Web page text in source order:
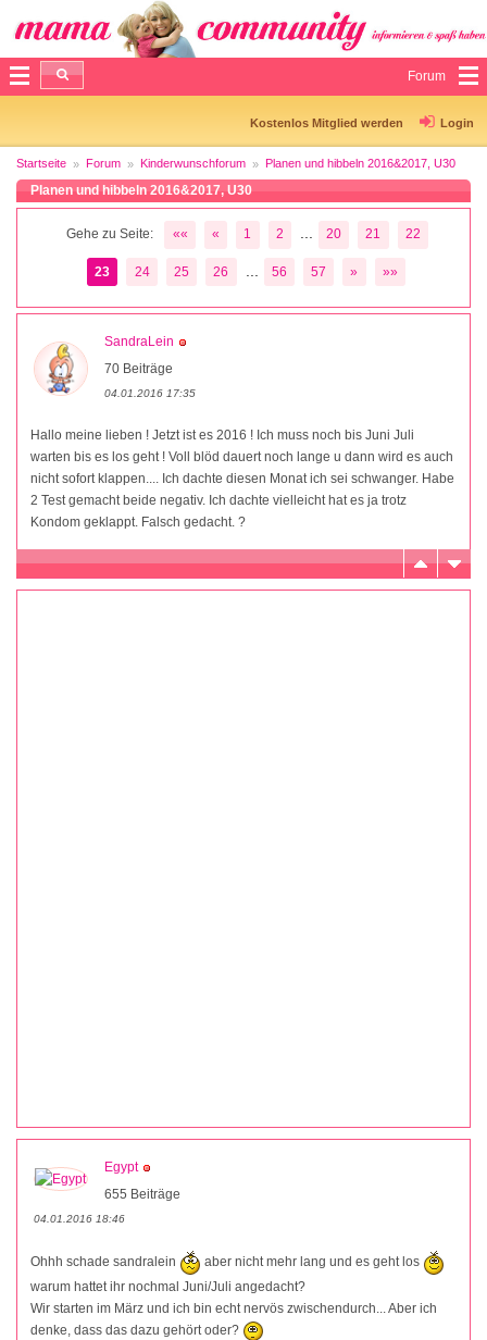
Forum
Kostenlos Mitglied werden Login
Startseite Forum Kinderwunschforum Planen und hibbeln 2016&2017, U30
Planen und hibbeln 2016&2017, U30
Gehe zu Seite: «« « 1 2 20 21 22
23 24 25 26 56 57 » »»
SandraLein
70 Beiträge
04.01.2016 17:35
Hallo meine lieben ! Jetzt ist es 2016 ! Ich muss noch bis Juni Juli
warten bis es los geht ! Voll blöd dauert noch lange u dann wird es auch
nicht sofort klappen.... Ich dachte diesen Monat ich sei schwanger. Habe
2 Test gemacht beide negativ. Ich dachte vielleicht hat es ja trotz
Kondom geklappt. Falsch gedacht. ?
Egypt
655 Beiträge
04.01.2016 18:46
Ohhh schade sandralein
aber nicht mehr lang und es geht los
warum hattet ihr nochmal Juni/Juli angedacht?
Wir starten im März und ich bin echt nervös zwischendurch... Aber ich
denke, dass das dazu gehört oder?